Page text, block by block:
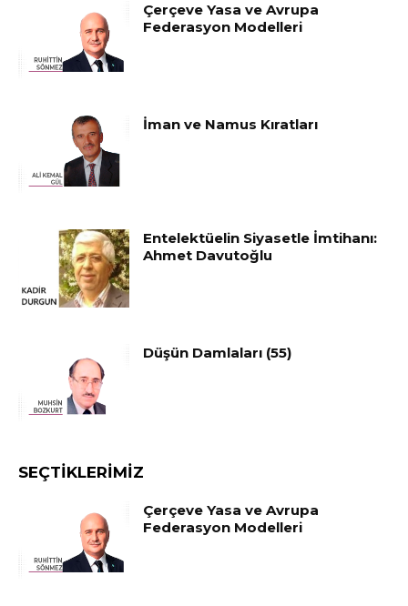
Çerçeve Yasa ve Avrupa
Federasyon Modelleri
İman ve Namus Kıratları
Entelektüelin Siyasetle İmtihanı:
Ahmet Davutoğlu
Düşün Damlaları (55)
SEÇTIKLERIMIZ
Çerçeve Yasa ve Avrupa
Federasyon Modelleri